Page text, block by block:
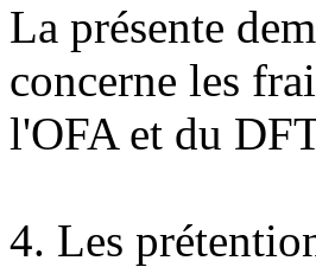
La présente
concerne les
l'OFA et du
4. Les